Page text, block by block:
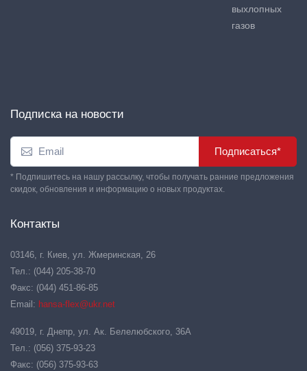
выхлопных
газов
Подписка на новости
Подписаться*
* Подпишитесь на нашу рассылку, чтобы получать ранние предложения
скидок, обновления и информацию о новых продуктах.
Контакты
03146, г. Киев, ул. Жмеринская, 26
Тел.: (044) 205-38-70
Факс: (044) 451-86-85
Email: hansa-flex@ukr.net
49019, г. Днепр, ул. Ак. Белелюбского, 36А
Тел.: (056) 375-93-23
Факс: (056) 375-93-63